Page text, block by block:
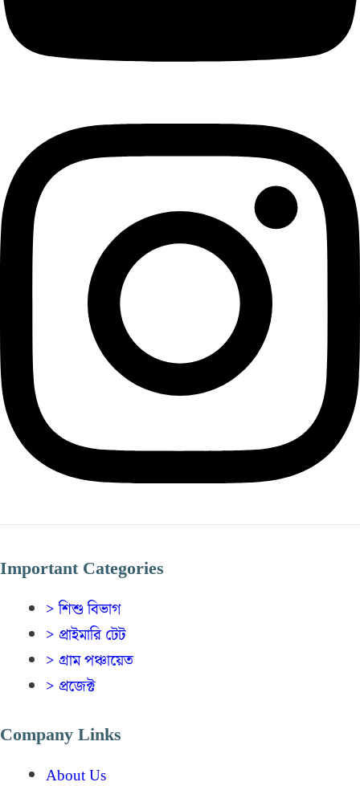
Important Categories
> শিশু বিভাগ
> প্রাইমারি টেট
> গ্রাম পঞ্চায়েত
> প্রজেক্ট
Company Links
About Us